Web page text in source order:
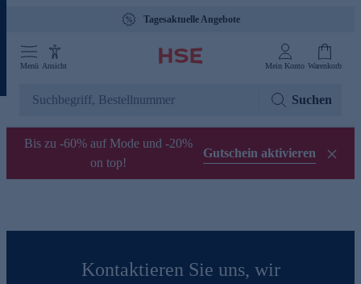
Tagesaktuelle Angebote
Menü Ansicht Mein Konto Warenkorb
Suchen
Bis zu -60% auf Mode und -20%
on top!
Gutschein aktivieren
Kontaktieren Sie uns, wir